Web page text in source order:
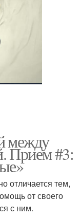
между
Прием #3:
отличается тем,
от своего
с ним.